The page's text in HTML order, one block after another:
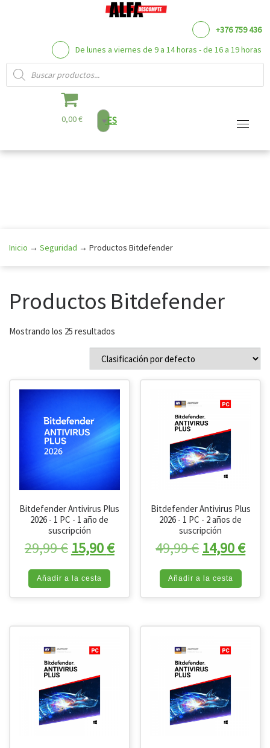
contenido
+376 759 436
De lunes a viernes de 9 a 14 horas - de 16 a 19 horas
Búsqueda de productos
0,00 € ES
Inicio → Seguridad → Productos Bitdefender
Productos Bitdefender
Mostrando los 25 resultados
Bitdefender Antivirus Plus
2026 - 1 PC - 1 año de
suscripción
29,99€ El precio original era: 29,99 €.
15,90€El precio actual es: 15,90
Añadir a la cesta
Bitdefender Antivirus Plus
2026 - 1 PC - 2 años de
suscripción
49,99€ El precio
14,90€El
Añadir a la cesta